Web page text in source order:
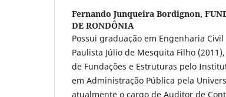
Fernando Junqueira Bordignon,
DE RONDÔNIA
Possui graduação em Engenharia
Paulista Júlio de Mesquita Filho
de Fundações e Estruturas pelo
em Administração Pública pela
atualmente o cargo de Auditor de